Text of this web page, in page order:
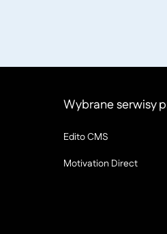
Wybrane serwisy
Edito CMS
Motivation Direct